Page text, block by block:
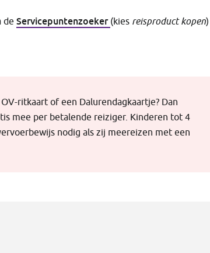
de Servicepuntenzoeker (kies reisproduct kopen)
ritkaart of een Dalurendagkaartje? Dan
mee per betalende reiziger. Kinderen tot 4
nodig als zij meereizen met een